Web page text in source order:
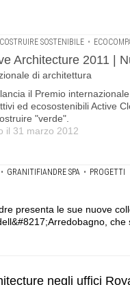
COSTRUIRE SOSTENIBILE •
Architecture 2011 |
di architettura
il Premio
ed ecosostenibili Active
"verde".
il 31 marzo 2012
• GRANITIFIANDRE SPA • PROGETTI
presenta le sue nuove
negli uffici